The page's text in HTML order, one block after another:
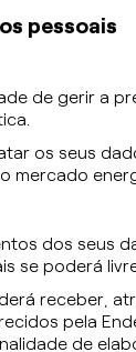
pessoais
de gerir a
os seus
mercado
dos seus
se poderá
receber,
pela
de